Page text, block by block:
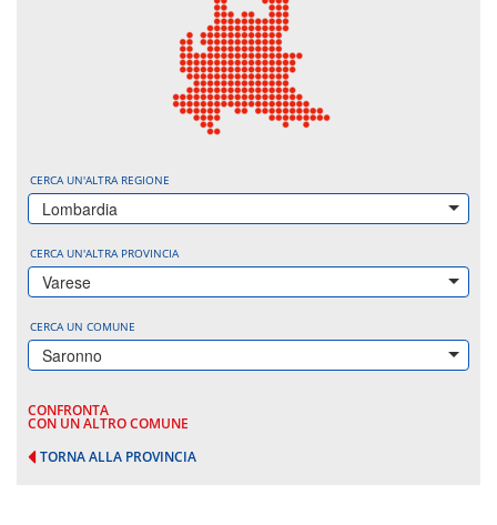
CERCA UN'ALTRA REGIONE
Lombardia
CERCA UN'ALTRA PROVINCIA
Varese
CERCA UN COMUNE
Saronno
CONFRONTA
CON UN ALTRO COMUNE
TORNA ALLA PROVINCIA